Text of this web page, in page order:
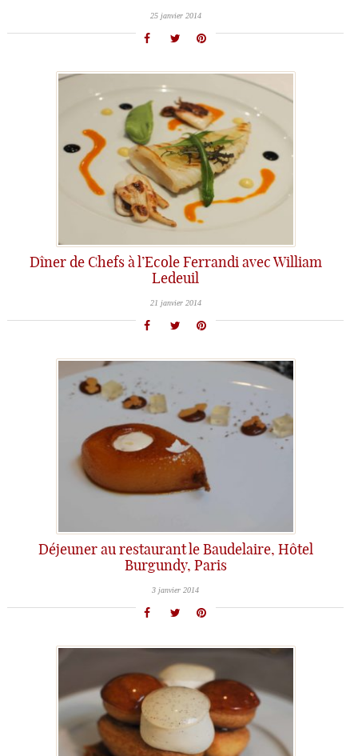
25 janvier 2014
Dîner de Chefs à l’Ecole Ferrandi avec William
Ledeuil
21 janvier 2014
Déjeuner au restaurant le Baudelaire, Hôtel
Burgundy, Paris
3 janvier 2014